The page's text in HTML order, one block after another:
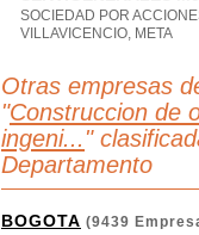
SOCIEDAD POR
VILLAVICENCIO, META
Otras empresas
"Construccion de
ingeni... "
Departamento
BOGOTA (9439